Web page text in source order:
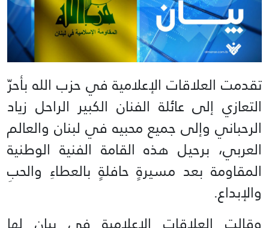
تقدمت العلاقات الإعلامية في حزب الله بأحرّ
التعازي إلى عائلة الفنان الكبير الراحل زياد
الرحباني وإلى ‏جميع محبيه في لبنان والعالم
العربي، برحيل هذه القامة الفنية الوطنية
المقاومة بعد مسيرةٍ حافلةٍ ‏بالعطاءِ والحبِ
والإبداع.‏